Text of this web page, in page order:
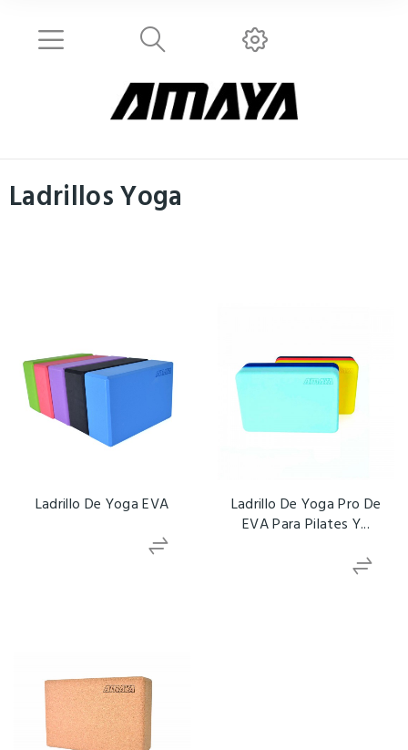
Ladrillos Yoga
Ladrillo De Yoga EVA
Ladrillo De Yoga Pro De
EVA Para Pilates Y...